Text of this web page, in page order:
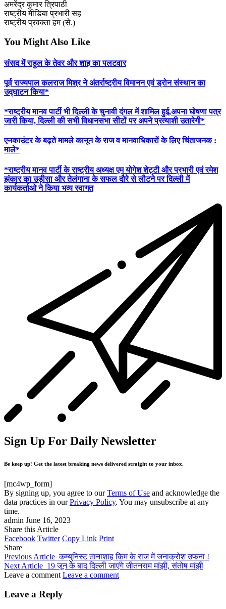
अमरेंद्र कुमार त्रिपाठी
राष्ट्रीय मीडिया प्रभारी सह
राष्ट्रीय प्रवक्ता हम (से.)
You Might Also Like
संसद में राहुल के तेवर और शाह का पलटवार
पूर्व राज्यपाल कलराज मिश्र ने अंतर्राष्ट्रीय विमानन एवं ड्रोन संस्थान का
उद्घाटन किया*
*राष्ट्रीय मानव पार्टी भी दिल्ली के चुनावी दंगल में शामिल हुई,अपना घोषणा पत्र
जारी किया, दिल्ली की सभी विधानसभा सीटों पर अपने प्रत्याशी उतारेगी*
एनकाउंटर के बढ़ते मामले कानून के राज व मानवाधिकारों के लिए चिंताजनक :
माले*
*राष्ट्रीय मानव पार्टी के राष्ट्रीय अध्यक्ष एम योगेश शेट्टी और प्रभारी एवं रमेश
झंकार का उड़ीसा और तेलंगाना के सफल दौरे से लौटने पर दिल्ली में
कार्यकर्ताओ ने किया भव्य स्वागत
Sign Up For Daily Newsletter
Be keep up! Get the latest breaking news delivered straight to your inbox.
[mc4wp_form]
By signing up, you agree to ourTerms of Use and acknowledge the
data practices in ourPrivacy Policy. You may unsubscribe at any
time.
admin June 16, 2023
Share this Article
Facebook Twitter Copy Link Print
Share
Previous Article कम्युनिस्ट तानाशाह किम के राज में जनाक्रोश उफना !
Next Article 19 जून के बाद दिल्ली जाएंगे जीतनराम मांझी, संतोष मांझी
Leave a comment Leave a comment
Leave a Reply